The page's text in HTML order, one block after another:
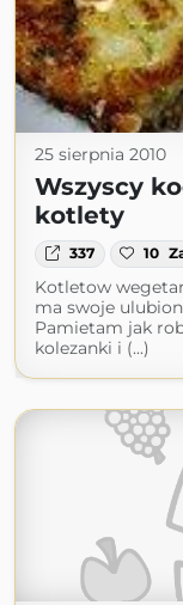
25 sierpnia 2010
Wszyscy
kotlety
337 10
Kotletow
ma swoje
Pamietam jak
kolezanki i (...)